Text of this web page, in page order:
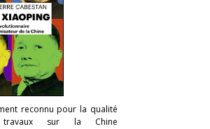
reconnu pour la qualité
sur la Chine